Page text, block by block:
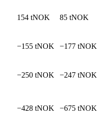
154 tNOK 85 tNOK
−155 tNOK −177 tNOK
−250 tNOK −247 tNOK
−428 tNOK −675 tNOK